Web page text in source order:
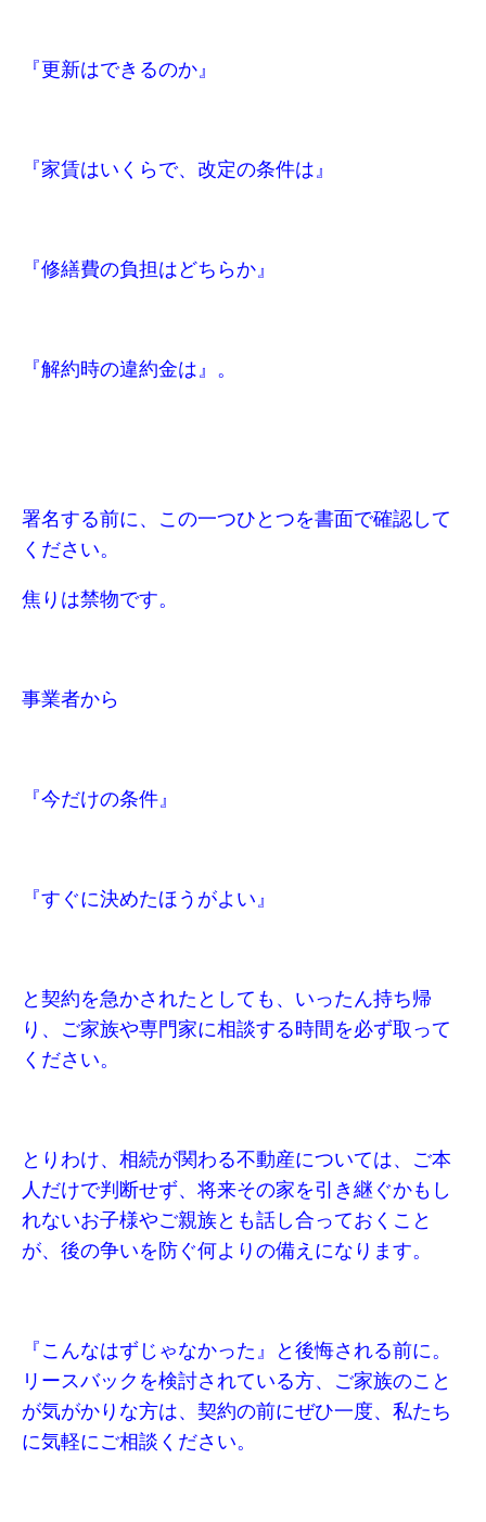
『更新はできるのか』
『家賃はいくらで、改定の条件は』
『修繕費の負担はどちらか』
『解約時の違約金は』。
署名する前に、この一つひとつを書面で確認して
ください。
焦りは禁物です。
事業者から
『今だけの条件』
『すぐに決めたほうがよい』
と契約を急かされたとしても、いったん持ち帰
り、ご家族や専門家に相談する時間を必ず取って
ください。
とりわけ、相続が関わる不動産については、ご本
人だけで判断せず、将来その家を引き継ぐかもし
れないお子様やご親族とも話し合っておくこと
が、後の争いを防ぐ何よりの備えになります。
『こんなはずじゃなかった』と後悔される前に。
リースバックを検討されている方、ご家族のこと
が気がかりな方は、契約の前にぜひ一度、私たち
に気軽にご相談ください。